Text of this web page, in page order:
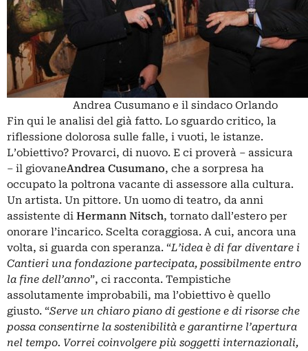
Andrea Cusumano e il sindaco Orlando
Fin qui le analisi del già fatto. Lo sguardo critico, la
riflessione dolorosa sulle falle, i vuoti, le istanze.
L’obiettivo? Provarci, di nuovo. E ci proverà – assicura
– il giovaneAndrea Cusumano, che a sorpresa ha
occupato la poltrona vacante di assessore alla cultura.
Un artista. Un pittore. Un uomo di teatro, da anni
assistente di Hermann Nitsch, tornato dall’estero per
onorare l’incarico. Scelta coraggiosa. A cui, ancora una
volta, si guarda con speranza. “L’idea è di far diventare i
Cantieri una fondazione partecipata, possibilmente entro
la fine dell’anno”, ci racconta. Tempistiche
assolutamente improbabili, ma l’obiettivo è quello
giusto. “Serve un chiaro piano di gestione e di risorse che
possa consentirne la sostenibilità e garantirne l’apertura
nel tempo. Vorrei coinvolgere più soggetti internazionali,